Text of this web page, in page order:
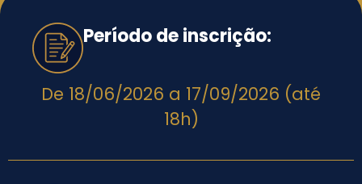
Período de inscrição:
De 18/06/2026 a 17/09/2026 (até
18h)